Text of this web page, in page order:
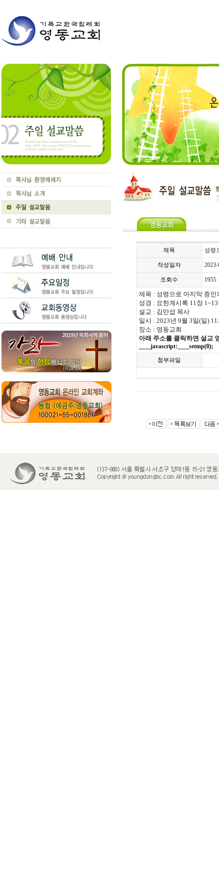
제목 성령
작성일자
조회수 1955
제목 : 성령으로 마지막 증
성경 : 요한계시록 11장 1~13
설교 : 김만섭 목사
일시 : 2023년9월3일(일)
장소 : 영동교회
아래 주소를 클릭하면 설교
____javascript:____setmp(0);
첨부파일